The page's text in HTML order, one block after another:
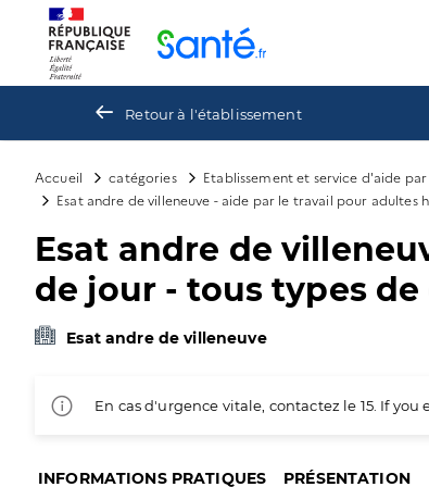
Retour à l'établissement
Accueil catégories Etablissement et service d'aide par
Esat andre de villeneuve - aide par le travail pour
Esat andre de
de jour - tous types
Esat andre de villeneuve
En cas d'urgence vitale, contactez le 15. If
INFORMATIONS PRATIQUES PRÉSENTATION
Panneau de gestion des cookies